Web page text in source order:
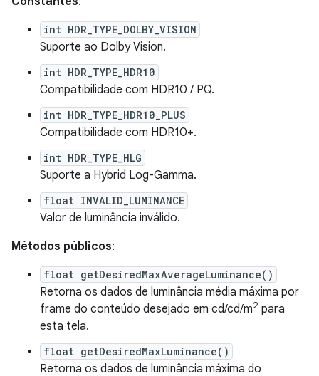
int HDR_TYPE_DOLBY_VISION
Suporte ao Dolby Vision.
int HDR_TYPE_HDR10
Compatibilidade com HDR10 / PQ.
int HDR_TYPE_HDR10_PLUS
Compatibilidade com HDR10+.
int HDR_TYPE_HLG
Suporte a Hybrid Log-Gamma.
float INVALID_LUMINANCE
Valor de luminância inválido.
Métodos públicos:
float getDesiredMaxAverageLuminance()
Retorna os dados de luminância média máxima por
frame do conteúdo desejado em cd/cd/m2 para
esta tela.
float getDesiredMaxLuminance()
Retorna os dados de luminância máxima do